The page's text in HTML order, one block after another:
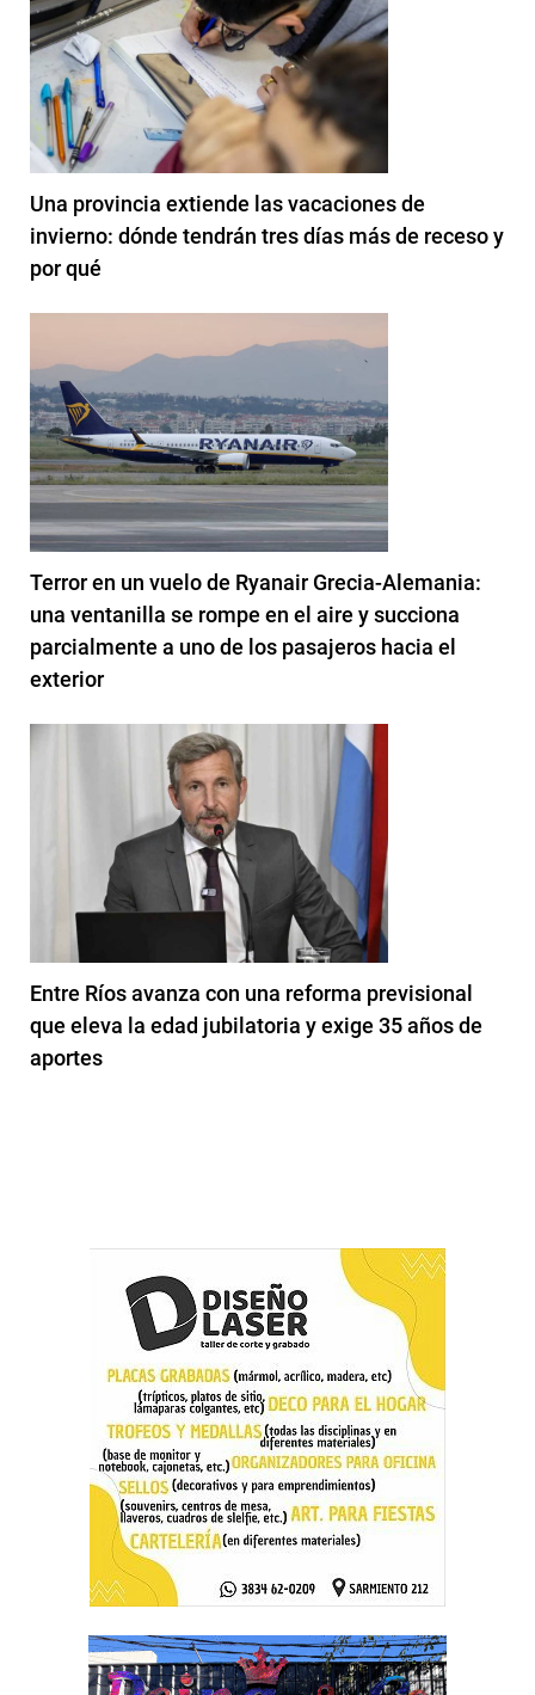
Una provincia extiende las vacaciones de
invierno: dónde tendrán tres días más de receso y
por qué
Terror en un vuelo de Ryanair Grecia-Alemania:
una ventanilla se rompe en el aire y succiona
parcialmente a uno de los pasajeros hacia el
exterior
Entre Ríos avanza con una reforma previsional
que eleva la edad jubilatoria y exige 35 años de
aportes